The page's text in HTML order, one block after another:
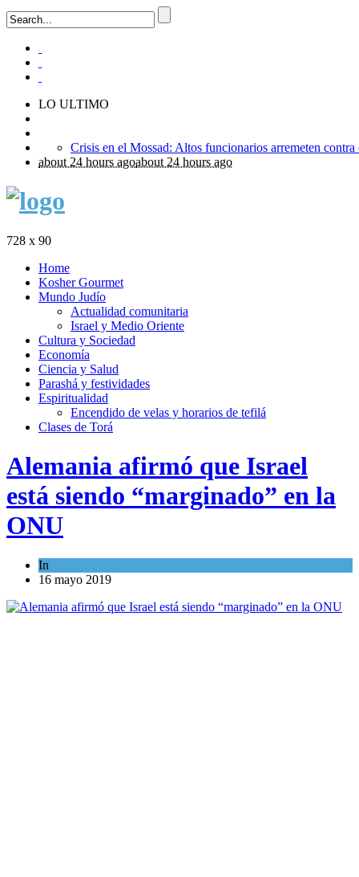
LO ULTIMO
about 24 hours agoabout 24 hours ago
728 x 90
Home
Kosher Gourmet
Mundo Judío
Actualidad comunitaria
Israel y Medio Oriente
Cultura y Sociedad
Economía
Ciencia y Salud
Parashá y festividades
Espiritualidad
Encendido de velas y horarios de tefilá
Clases de Torá
Alemania afirmó que Israel
está siendo “marginado” en la
ONU
In
16 mayo 2019